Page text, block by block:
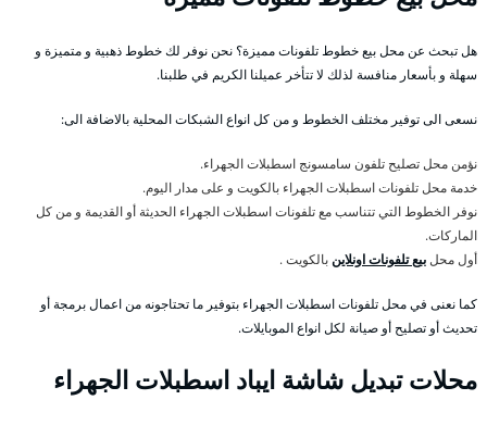
هل تبحث عن محل بيع خطوط تلفونات مميزة؟ نحن نوفر لك خطوط ذهبية و متميزة و
سهلة و بأسعار منافسة لذلك لا تتأخر عميلنا الكريم في طلبنا.
نسعى الى توفير مختلف الخطوط و من كل انواع الشبكات المحلية بالاضافة الى:
نؤمن محل تصليح تلفون سامسونج اسطبلات الجهراء.
خدمة محل تلفونات اسطبلات الجهراء بالكويت و على مدار اليوم.
نوفر الخطوط التي تتناسب مع تلفونات اسطبلات الجهراء الحديثة أو القديمة و من كل
الماركات.
أول محلبيع تلفونات اونلاينبالكويت .
كما نعنى في محل تلفونات اسطبلات الجهراء بتوفير ما تحتاجونه من اعمال برمجة أو
تحديث أو تصليح أو صيانة لكل انواع الموبايلات.
محلات تبديل شاشة ايباد اسطبلات الجهراء